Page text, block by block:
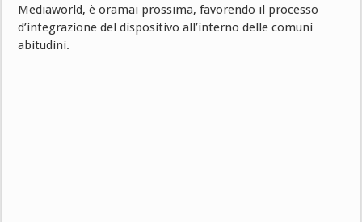
Mediaworld, è oramai prossima, favorendo il processo
d’integrazione del dispositivo all’interno delle comuni
abitudini.